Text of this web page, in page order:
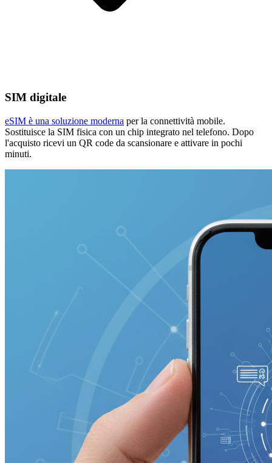
SIM digitale
eSIM è una soluzione moderna per la connettività mobile.
Sostituisce la SIM fisica con un chip integrato nel telefono. Dopo
l'acquisto ricevi un QR code da scansionare e attivare in pochi
minuti.